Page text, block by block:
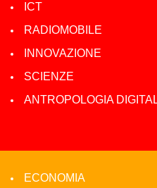
ICT
RADIOMOBILE
INNOVAZIONE
SCIENZE
ANTROPOLOGIA
ECONOMIA